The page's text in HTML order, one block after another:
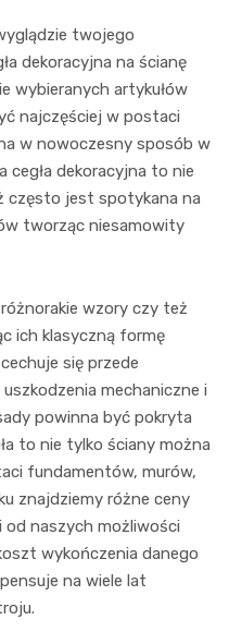
twojego
dekoracyjna na ścianę
wybieranych artykułów
najczęściej w postaci
w nowoczesny sposób w
cegła dekoracyjna to nie
często jest spotykana na
tworząc niesamowity
wzory czy też
ich klasyczną formę
się przede
mechaniczne i
powinna być pokryta
to nie tylko ściany można
fundamentów, murów,
znajdziemy różne ceny
od naszych możliwości
wykończenia danego
na wiele lat